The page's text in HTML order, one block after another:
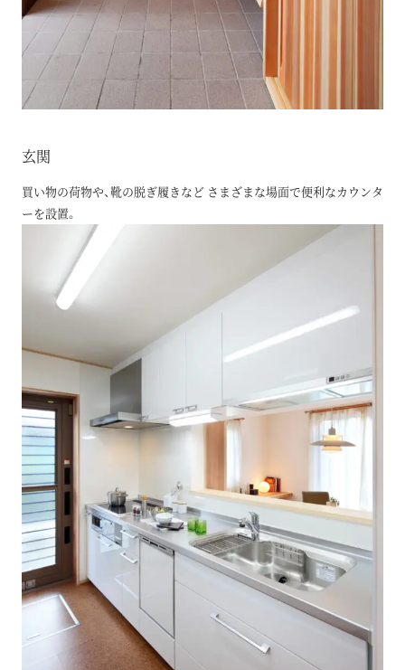
玄関
買い物の荷物や、靴の脱ぎ履きなど さまざまな場面で便利なカウンタ
ーを設置。